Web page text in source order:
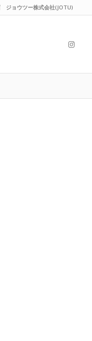
ジョウツー株式会社(JOTU)